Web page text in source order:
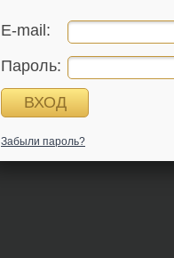
будут вести кампании
сезонности бизнеса и
проведут аудит сайта
Чтобы подключить услугу
разделе «Мои сайты», в
которому нужны
E-mail:
Пароль:
Забыли пароль?